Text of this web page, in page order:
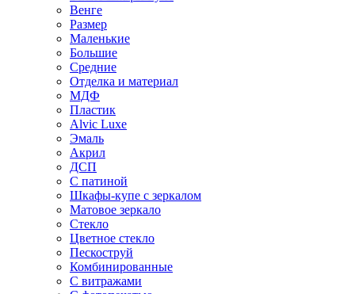
Венге
Размер
Маленькие
Большие
Средние
Отделка и материал
МДФ
Пластик
Alvic Luxe
Эмаль
Акрил
ДСП
С патиной
Шкафы-купе с зеркалом
Матовое зеркало
Стекло
Цветное стекло
Пескоструй
Комбинированные
С витражами